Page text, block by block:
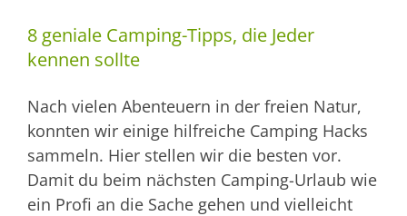
8 geniale Camping-Tipps, die Jeder
kennen sollte
Nach vielen Abenteuern in der freien Natur,
konnten wir einige hilfreiche Camping Hacks
sammeln. Hier stellen wir die besten vor.
Damit du beim nächsten Camping-Urlaub wie
ein Profi an die Sache gehen und vielleicht